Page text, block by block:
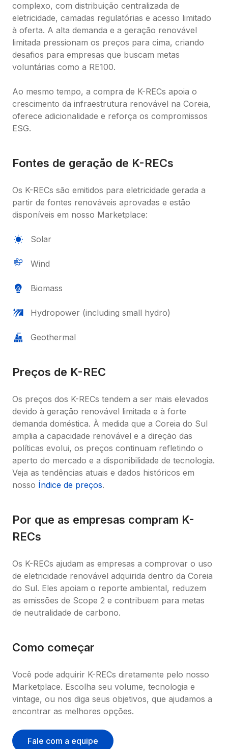
complexo, com distribuição centralizada de
eletricidade, camadas regulatórias e acesso limitado
à oferta. A alta demanda e a geração renovável
limitada pressionam os preços para cima, criando
desafios para empresas que buscam metas
voluntárias como a RE100.
Ao mesmo tempo, a compra de K-RECs apoia o
crescimento da infraestrutura renovável na Coreia,
oferece adicionalidade e reforça os compromissos
ESG.
Fontes de geração de K-RECs
Os K-RECs são emitidos para eletricidade gerada a
partir de fontes renováveis aprovadas e estão
disponíveis em nosso Marketplace:
Solar
Wind
Biomass
Hydropower (including small hydro)
Geothermal
Preços de K-REC
Os preços dos K-RECs tendem a ser mais elevados
devido à geração renovável limitada e à forte
demanda doméstica. À medida que a Coreia do Sul
amplia a capacidade renovável e a direção das
políticas evolui, os preços continuam refletindo o
aperto do mercado e a disponibilidade de tecnologia.
Veja as tendências atuais e dados históricos em
nosso Índice de preços.
Por que as empresas compram K-
RECs
Os K-RECs ajudam as empresas a comprovar o uso
de eletricidade renovável adquirida dentro da Coreia
do Sul. Eles apoiam o reporte ambiental, reduzem
as emissões de Scope 2 e contribuem para metas
de neutralidade de carbono.
Como começar
Você pode adquirir K-RECs diretamente pelo nosso
Marketplace. Escolha seu volume, tecnologia e
vintage, ou nos diga seus objetivos, que ajudamos a
encontrar as melhores opções.
Fale com a equipe